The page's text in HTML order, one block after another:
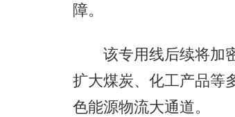
障。
该专用线后续将加密
扩大煤炭、化工产品等
色能源物流大通道。